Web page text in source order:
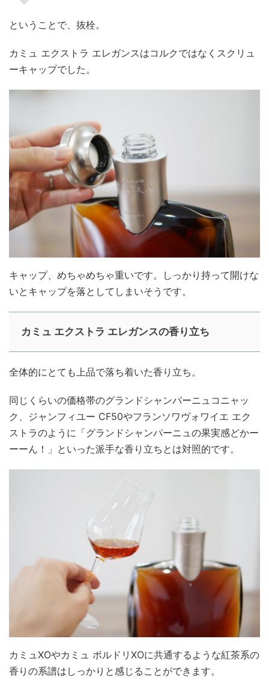
ということで、抜栓。
カミュ エクストラ エレガンスはコルクではなくスクリュ
ーキャップでした。
キャップ、めちゃめちゃ重いです。しっかり持って開けな
いとキャップを落としてしまいそうです。
カミュ エクストラ エレガンスの香り立ち
全体的にとても上品で落ち着いた香り立ち。
同じくらいの価格帯のグランドシャンパーニュコニャッ
ク、ジャンフィユー CF50やフランソワヴォワイエ エク
ストラのように「グランドシャンパーニュの果実感どかー
ーーん！」といった派手な香り立ちとは対照的です。
カミュXOやカミュ ボルドリXOに共通するような紅茶系の
香りの系譜はしっかりと感じることができます。